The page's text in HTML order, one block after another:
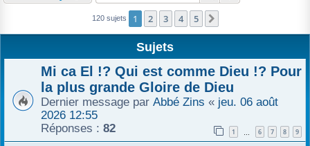
120 sujets 1 2 3 4 5
Sujets
Mi ca El !? Qui est comme Dieu !? Pour
la plus grande Gloire de Dieu
Dernier message par Abbé Zins « jeu. 06 août
2026 12:55
Réponses : 82 1 … 6 7 8 9